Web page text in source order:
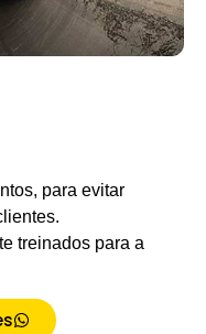
para evitar
treinados para a